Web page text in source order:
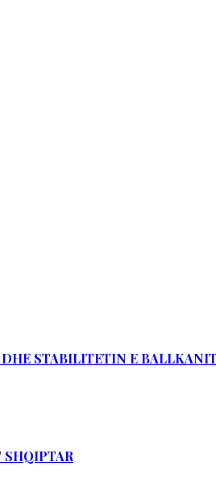
DHE STABILITETIN E
SHQIPTAR